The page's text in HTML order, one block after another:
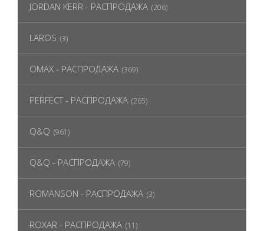
JORDAN KERR - РАСПРОДАЖА (206)
LAROS (3)
OMAX - РАСПРОДАЖА (369)
PERFECT - РАСПРОДАЖА (265)
Q&Q (961)
Q&Q - РАСПРОДАЖА (79)
ROMANSON - РАСПРОДАЖА (3)
ROXAR - РАСПРОДАЖА (11)